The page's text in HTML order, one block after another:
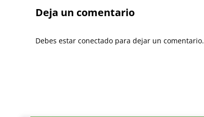
Deja un comentario
Debes estar conectado para dejar un comentario.